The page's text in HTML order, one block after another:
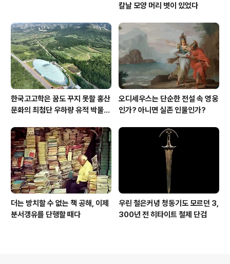
칼날 모양 머리 볏이 있었다
한국고고학은 꿈도 꾸지 못할 홍산
문화의 최첨단 우하량 유적 박물관
오디세우스는 단순한 전설 속 영웅
인가? 아니면 실존 인물인가?
더는 방치할 수 없는 책 공해, 이제
분서갱유를 단행할 때다
우린 철은커녕 청동기도 모르던 3,
300년 전 히타이트 철제 단검